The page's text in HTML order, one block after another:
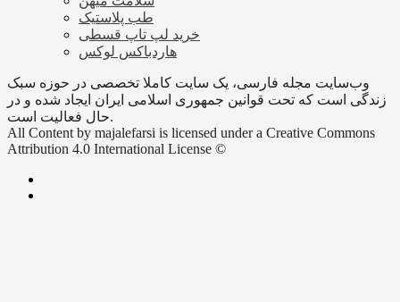
طب پلاستیک
خرید لپ تاپ قسطی
هاردباکس لوکس
وب‌سایت مجله فارسی، یک سایت کاملا تخصصی در حوزه سبک
زندگی است که تحت قوانین جمهوری اسلامی ایران ایجاد شده و در
حال فعالیت است.
All Content by majalefarsi is licensed under a Creative Commons
Attribution 4.0 International License ©️